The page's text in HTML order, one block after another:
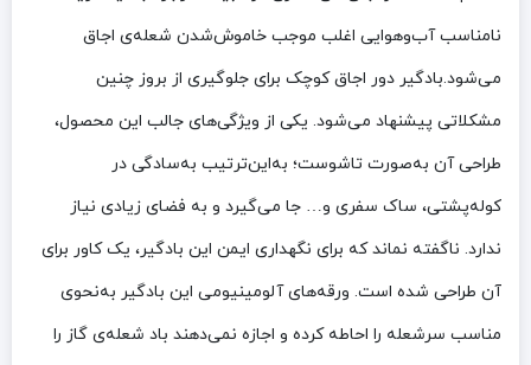
نامناسب آب‌وهوایی اغلب موجب خاموش‌شدن شعله‌ی اجاق
می‌شود.بادگیر دور اجاق کوچک برای جلوگیری از بروز چنین
مشکلاتی پیشنهاد می‌شود. یکی از ویژگی‌های جالب این محصول،
طراحی آن به‌صورت تاشوست؛ به‌این‌ترتیب به‌سادگی در
کوله‌پشتی، ساک سفری و… جا می‌گیرد و به فضای زیادی نیاز
ندارد. ناگفته نماند که برای نگهداری ایمن این بادگیر، یک کاور برای
آن طراحی شده است. ورقه‌های آلومینیومی این بادگیر به‌نحوی
مناسب سرشعله را احاطه کرده و اجازه نمی‌دهند باد شعله‌ی گاز را